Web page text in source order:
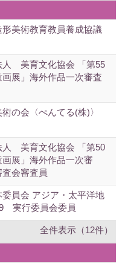
美術教育教員養成協議
人 美育文化協会 「第55
画展」海外作品一次審査
の会〈ぺんてる(株)〉
人 美育文化協会 「第50
画展」海外作品一次審
会審査員
員会 アジア・太平洋地
実行委員会委員
全件表示（12件）